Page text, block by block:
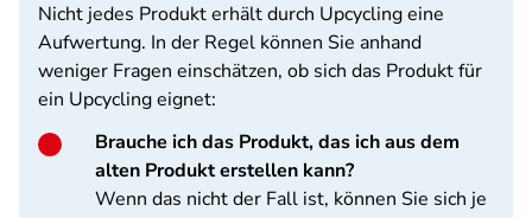
Nicht jedes Produkt erhält durch Upcycling eine
Aufwertung. In der Regel können Sie anhand
weniger Fragen einschätzen, ob sich das Produkt für
ein Upcycling eignet:
Brauche ich das Produkt, das ich aus dem
alten Produkt erstellen kann?
Wenn das nicht der Fall ist, können Sie sich je